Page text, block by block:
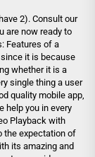
2). Consult our
are now ready to
Features of a
it is because
whether it is a
single thing a user
quality mobile app,
help you in every
Playback with
the expectation of
its amazing and